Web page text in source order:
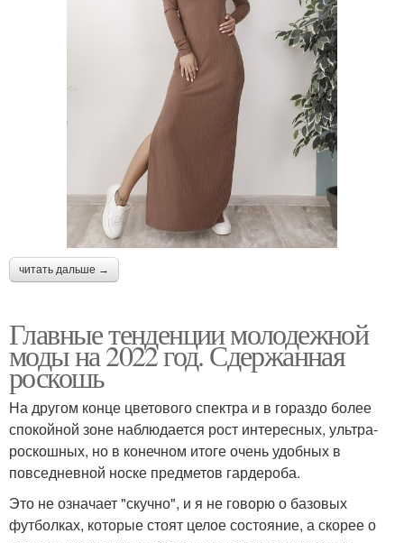
читать дальше →
Главные тенденции молодежной
моды на 2022 год. Сдержанная
роскошь
На другом конце цветового спектра и в гораздо более
спокойной зоне наблюдается рост интересных, ультра-
роскошных, но в конечном итоге очень удобных в
повседневной носке предметов гардероба.
Это не означает "скучно", и я не говорю о базовых
футболках, которые стоят целое состояние, а скорее о